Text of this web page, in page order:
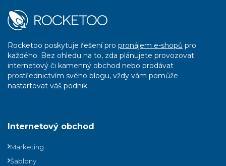
Rocketoo poskytuje řešení pro pronájem e-shopů pro
každého. Bez ohledu na to, zda plánujete provozovat
internetový či kamenný obchod nebo prodávat
prostřednictvím svého blogu, vždy vám pomůže
nastartovat váš podnik.
Internetový obchod
Marketing
Šablony